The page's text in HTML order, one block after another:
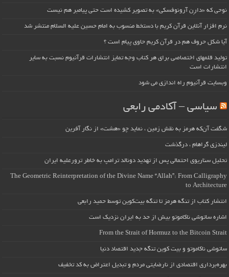
نوحی که «دارِن آرونوفسکی» به تصویر کشیده است حتی پیامبر هم نیست
نرم افزار آنلاین قرآن کریم با دستخط منسوب به امام حسین علیه السلام منتشر شد
آیا شکل حروف هم در قرآن کریم حاوی پیام است ؟
تولید قلمهای اختصاصی برای هر کتاب وجه تمایز انتشارات قرآنیوم نسبت به سایر
انتشارات است
وبسایت قرآنیوم راه اندازی می شود
سیاسی – آکادمی رابعی
شگفت آن‌که هرمز به نقش زمین ، نماید چو «هشت» از نگار آفرین
لیندزی گراهام ، درگذشت
تحلیل سناریوی احتمالی پس از تهدید دونالد ترامپ به خاطر ترورعلیه ایران
The Geometric Reinterpretation of the Divine Name “Allah”: From Calligraphy
to Architecture
انتشار کتاب از تنگه هرمز تا تنگه بیت‌کوین توسط حمید رابعی
اشاره ساتوشی ناکاموتو بیش از حد به ایران نزدیک است
From the Strait of Hormuz to the Bitcoin Strait
ساتوشی ناکاموتو و بیت کوین تنگه جدید اقتصاد دنیا
بهره‌برداری اقتصادی از نارضایتی مردم و تبدیل اعتراض به کد تخفیف